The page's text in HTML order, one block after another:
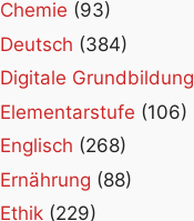
Chemie (93)
Deutsch (384)
Digitale Grundbildung
Elementarstufe (106)
Englisch (268)
Ernährung (88)
Ethik (229)